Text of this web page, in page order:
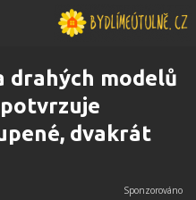
drahých modelů
dvakrát